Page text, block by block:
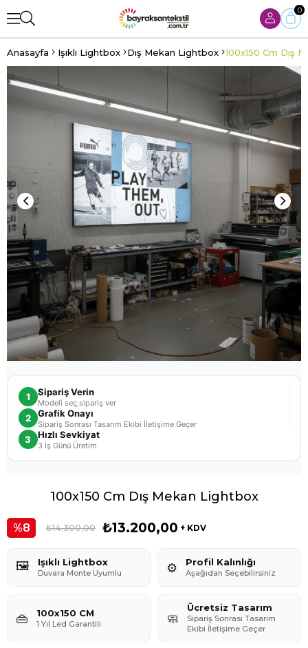
0
Anasayfa Işıklı Lightbox Dış Mekan Lightbox 100x150 Cm Dış
1 Sipariş Verin
Modeli seç,sipariş ver
2 Grafik Onayı
Sipariş Sonrası Tasarım Ekibi İletişime Geçer
3 Hızlı Sevkiyat
3 İş Günü Üretim
100x150 Cm Dış Mekan Lightbox
8 ₺14.300,00 ₺13.200,00 + KDV
🖼️ Işıklı Lightbox
Duvara Monte Uyumlu ⚙️ Profil Kalınlığı
Aşağıdan Seçebilirsiniz
👜 100x150 CM
1 Yıl Led Garantili 🧼
Ücretsiz Tasarım
Sipariş Sonrası Tasarım
Ekibi İletişime Geçer